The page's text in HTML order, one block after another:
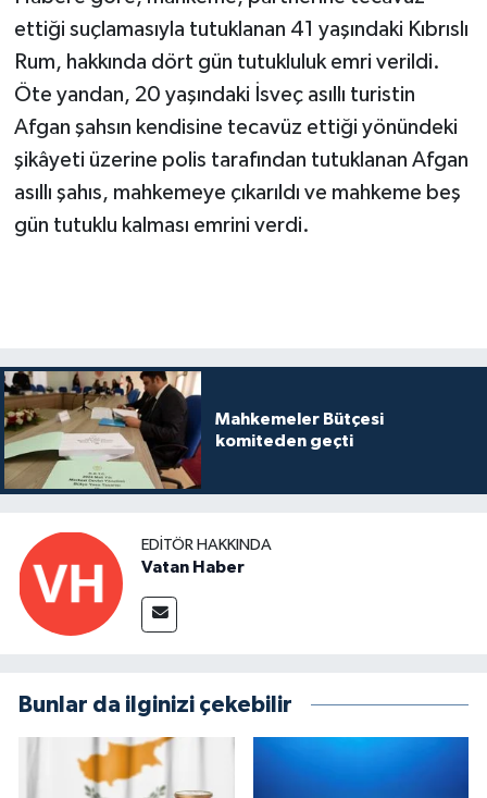
ettiği suçlamasıyla tutuklanan 41 yaşındaki Kıbrıslı
Rum, hakkında dört gün tutukluluk emri verildi.
Öte yandan, 20 yaşındaki İsveç asıllı turistin
Afgan şahsın kendisine tecavüz ettiği yönündeki
şikâyeti üzerine polis tarafından tutuklanan Afgan
asıllı şahıs, mahkemeye çıkarıldı ve mahkeme beş
gün tutuklu kalması emrini verdi.
Mahkemeler Bütçesi
komiteden geçti
EDITÖR HAKKINDA
Vatan Haber
Bunlar da ilginizi çekebilir